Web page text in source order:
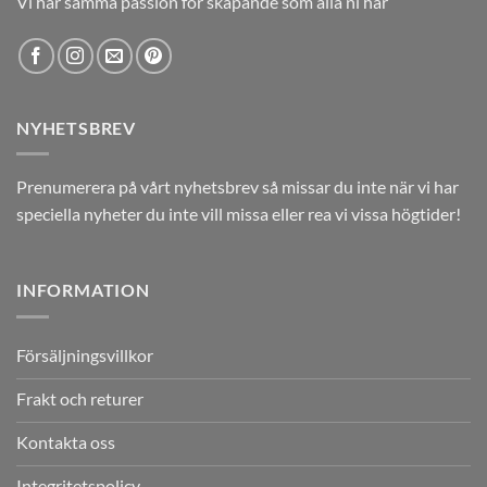
NYHETSBREV
Prenumerera på vårt nyhetsbrev så missar du inte när vi har
speciella nyheter du inte vill missa eller rea vi vissa högtider!
INFORMATION
Försäljningsvillkor
Frakt och returer
Kontakta oss